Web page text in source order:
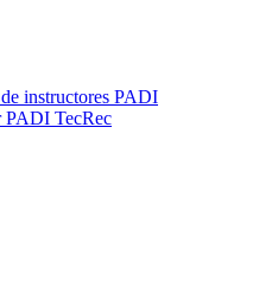
instructores PADI
PADI TecRec